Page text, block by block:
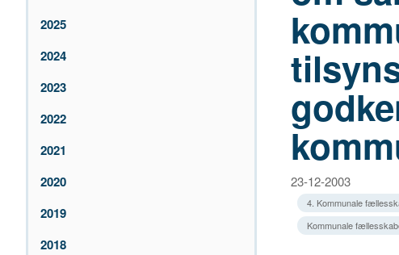
2025
2024
2023
2022
2021
2020
2019
2018
23-12-2003
4. Kommunale
Kommunale